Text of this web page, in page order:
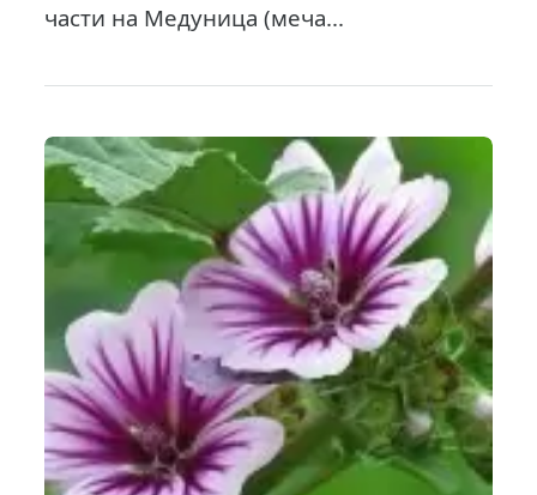
части на Медуница (меча...